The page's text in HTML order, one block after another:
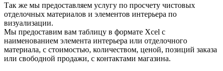
Так же мы предоставляем услугу по просчету чистовых
отделочных материалов и элементов интерьера по
визуализации.
Мы предоставим вам таблицу в формате Xcel с
наименованием элемента интерьера или отделочного
материала, с стоимостью, количеством, ценой, позиций заказа
или свободной продажи, с контактами магазина.